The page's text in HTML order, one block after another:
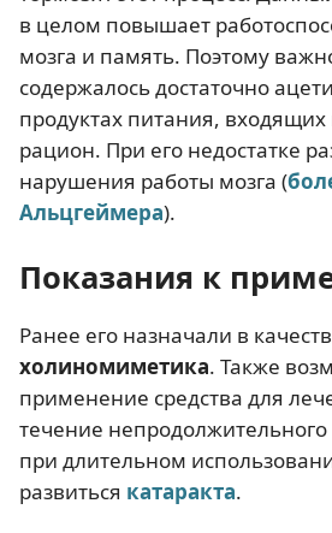
в целом повышает
мозга и память. Поэтому
содержалось достаточно
продуктах питания,
рацион. При его недостатке
нарушения работы мозга (
Альцгеймера).
Показания к
Ранее его назначали в
холиномиметика. Также
применение средства для
течение непродолжительного
при длительном
развиться катаракта.